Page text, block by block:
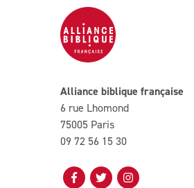
Alliance biblique française
6 rue Lhomond
75005 Paris
09 72 56 15 30